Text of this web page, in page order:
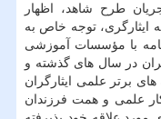
طرح شاهد، اظهار
ایثارگری، توجه خاص به
با مؤسسات آموزشی
در سال های گذشته و
برتر علمی ایثارگران
علمی و همت فرزندان